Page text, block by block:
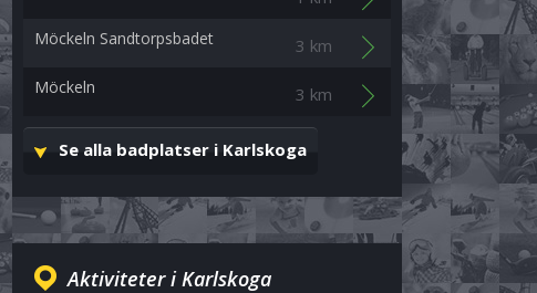
Möckeln Sandtorpsbadet 3 km
Möckeln 3 km
Se alla badplatser i Karlskoga
Aktiviteter i Karlskoga